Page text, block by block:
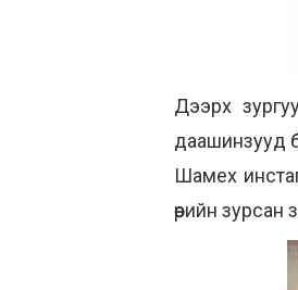
Дээрх
даашинзууд
Шамех
өөрийн